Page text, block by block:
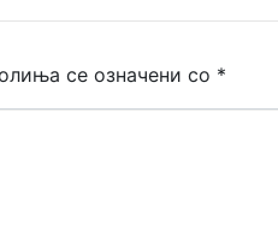
се означени со *